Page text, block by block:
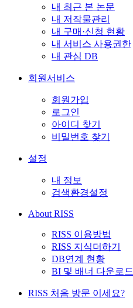
내 최근 본 논문
내 저작물관리
내 구매·신청 현황
내 서비스 사용권한
내 관심 DB
회원서비스
회원가입
로그인
아이디 찾기
비밀번호 찾기
설정
내 정보
검색환경설정
About RISS
RISS 이용방법
RISS 지식더하기
DB연계 현황
BI 및 배너 다운로드
RISS 처음 방문 이세요?